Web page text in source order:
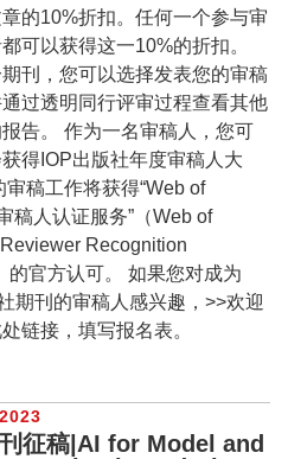
的10%折扣。任何一个参与审
可以获得这一10%的折扣。
刊，您可以选择发表您的审稿
过透明同行评审过程查看其他
告。 作为一名审稿人，您可
得IOP出版社年度审稿人大
审稿工作将获得“Web of
稿人认证服务”（Web of
Recognition
的官方认可。 如果您对成为
期刊的审稿人感兴趣，>>欢迎
链接，填写报名表。
征稿|AI for Model and